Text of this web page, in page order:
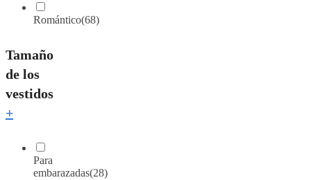
Romántico(68)
Tamaño
de los
vestidos
+
Para
embarazadas(28)